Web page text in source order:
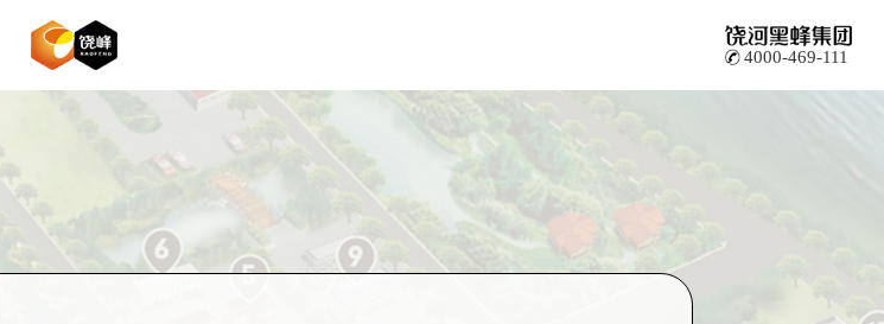
4000-469-111